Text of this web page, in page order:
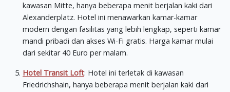
kawasan Mitte, hanya beberapa menit berjalan kaki dari
Alexanderplatz. Hotel ini menawarkan kamar-kamar
modern dengan fasilitas yang lebih lengkap, seperti kamar
mandi pribadi dan akses Wi-Fi gratis. Harga kamar mulai
dari sekitar 40 Euro per malam.
Hotel Transit Loft: Hotel ini terletak di kawasan
Friedrichshain, hanya beberapa menit berjalan kaki dari